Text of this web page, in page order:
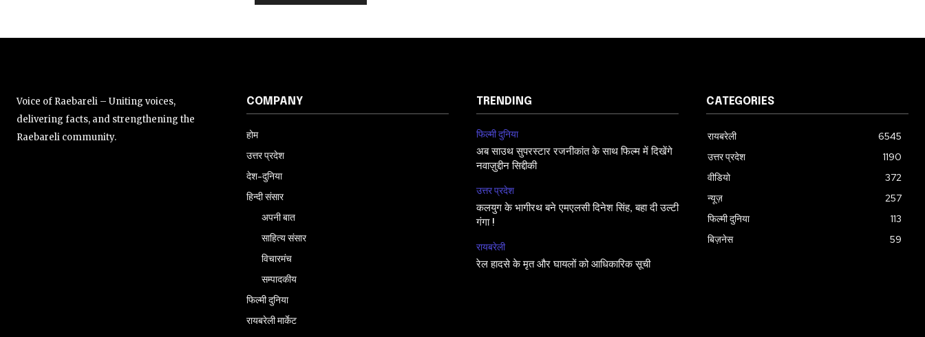
Voice of Raebareli – Uniting voices,
delivering facts, and strengthening the
Raebareli community.
COMPANY
होम
उत्तर प्रदेश
देश-दुनिया
हिन्दी संसार
अपनी बात
साहित्य संसार
विचारमंच
सम्पादकीय
फिल्मी दुनिया
रायबरेली मार्केट
TRENDING
फिल्मी दुनिया
अब साउथ सुपरस्टार रजनीकांत के साथ फिल्म में दिखेंगे
नवाज़ुद्दीन सिद्दीकी
उत्तर प्रदेश
कलयुग के भागीरथ बने एमएलसी दिनेश सिंह, बहा दी उल्टी
गंगा !
रायबरेली
रेल हादसे के मृत और घायलों को आधिकारिक सूची
CATEGORIES
रायबरेली
6545
उत्तर प्रदेश
1190
वीडियो
372
न्यूज़
257
फिल्मी दुनिया
113
बिज़नेस
59